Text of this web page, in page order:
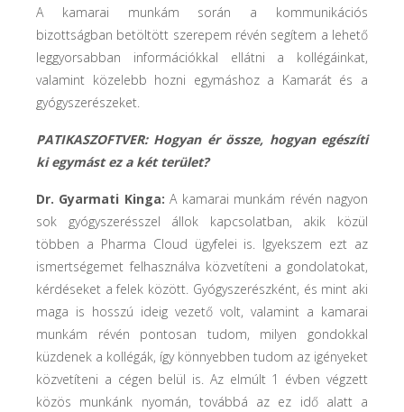
A kamarai munkám során a kommunikációs
bizottságban betöltött szerepem révén segítem a lehető
leggyorsabban információkkal ellátni a kollégáinkat,
valamint közelebb hozni egymáshoz a Kamarát és a
gyógyszerészeket.
PATIKASZOFTVER: Hogyan ér össze, hogyan egészíti
ki egymást ez a két terület?
Dr. Gyarmati Kinga: A kamarai munkám révén nagyon
sok gyógyszerésszel állok kapcsolatban, akik közül
többen a Pharma Cloud ügyfelei is. Igyekszem ezt az
ismertségemet felhasználva közvetíteni a gondolatokat,
kérdéseket a felek között. Gyógyszerészként, és mint aki
maga is hosszú ideig vezető volt, valamint a kamarai
munkám révén pontosan tudom, milyen gondokkal
küzdenek a kollégák, így könnyebben tudom az igényeket
közvetíteni a cégen belül is. Az elmúlt 1 évben végzett
közös munkánk nyomán, továbbá az ez idő alatt a